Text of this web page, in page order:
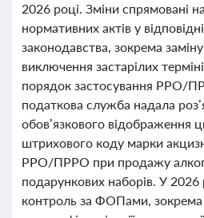
2026 році. Зміни спрямовані
нормативних актів у
законодавства, зокрема
виключення застарілих
порядок застосування РРО/
податкова служба надала
обов’язкового відображення
штрихового коду марки
РРО/ПРРО при продажу
подарункових наборів. У 2026
контроль за ФОПами,